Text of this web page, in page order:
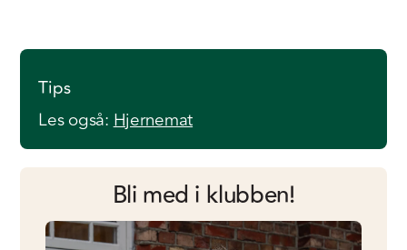
Tips
Les også:Hjernemat
Bli med i klubben!